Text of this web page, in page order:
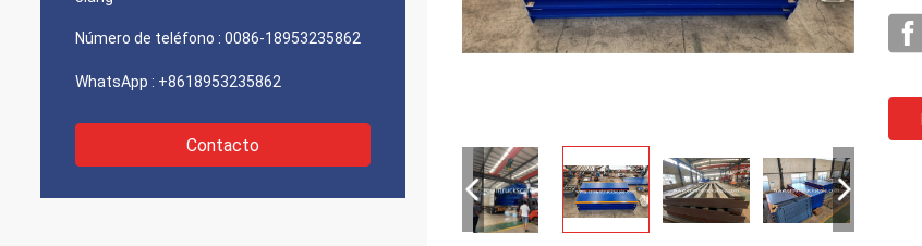
Número de teléfono : 0086-18953235862
WhatsApp : +8618953235862
Contacto